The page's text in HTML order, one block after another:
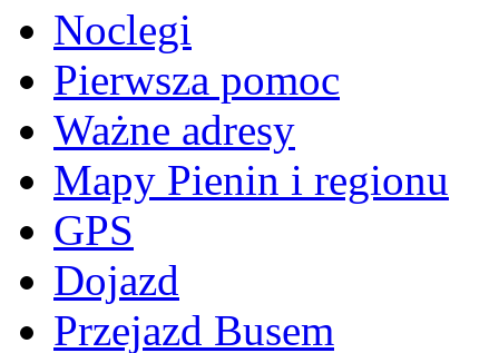
Noclegi
Pierwsza pomoc
Ważne adresy
Mapy Pienin i regionu
GPS
Dojazd
Przejazd Busem